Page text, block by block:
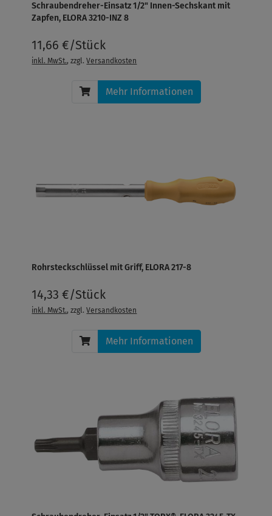
Schraubendreher-Einsatz 1/2" Innen-Sechskant mit
Zapfen, ELORA 3210-INZ 8
11,66 €/Stück
inkl. MwSt., zzgl.Versandkosten
Mehr Informationen
Rohrsteckschlüssel mit Griff, ELORA 217-8
14,33 €/Stück
inkl. MwSt., zzgl.Versandkosten
Mehr Informationen